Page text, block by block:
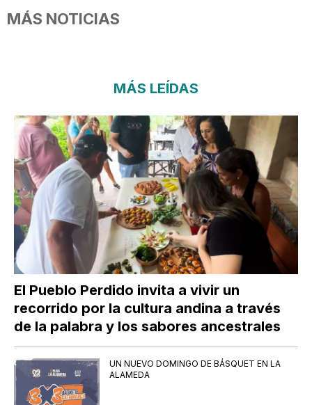
MÁS NOTICIAS
MÁS LEÍDAS
El Pueblo Perdido invita a vivir un
recorrido por la cultura andina a través
de la palabra y los sabores ancestrales
UN NUEVO DOMINGO DE BÁSQUET EN LA
ALAMEDA